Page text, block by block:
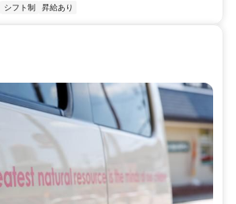
シフト制 昇給あり